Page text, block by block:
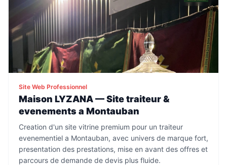
Site Web Professionnel
Maison LYZANA — Site traiteur &
evenements a Montauban
Creation d'un site vitrine premium pour un traiteur
evenementiel a Montauban, avec univers de marque fort,
presentation des prestations, mise en avant des offres et
parcours de demande de devis plus fluide.